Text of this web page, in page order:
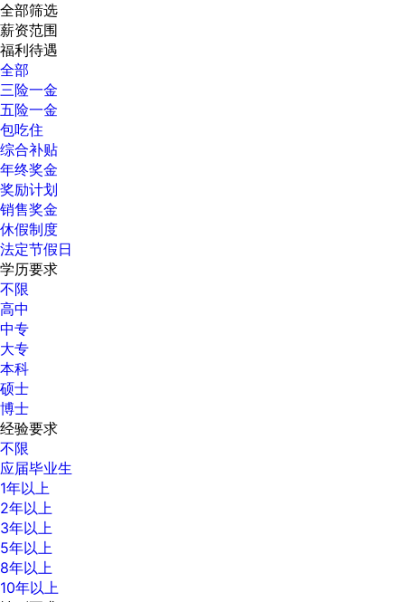
全部筛选
薪资范围
福利待遇
全部
三险一金
五险一金
包吃住
综合补贴
年终奖金
奖励计划
销售奖金
休假制度
法定节假日
学历要求
不限
高中
中专
大专
本科
硕士
博士
经验要求
不限
应届毕业生
1年以上
2年以上
3年以上
5年以上
8年以上
10年以上